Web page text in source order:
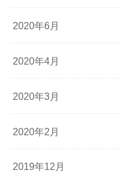
2020年6月
2020年4月
2020年3月
2020年2月
2019年12月